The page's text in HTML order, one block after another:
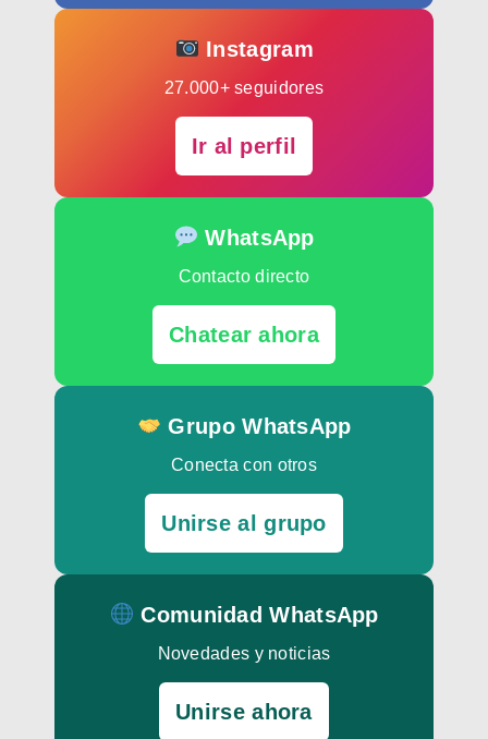
Instagram
27.000+ seguidores
Ir al perfil
WhatsApp
Contacto directo
Chatear ahora
Grupo WhatsApp
Conecta con otros
Unirse al grupo
Comunidad WhatsApp
Novedades y noticias
Unirse ahora